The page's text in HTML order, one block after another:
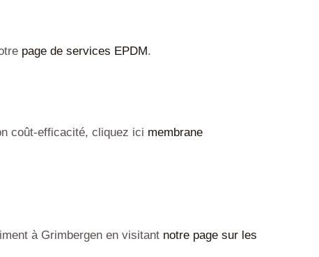
page de services EPDM.
coût-efficacité, cliquez ici membrane
à Grimbergen en visitant notre page sur les